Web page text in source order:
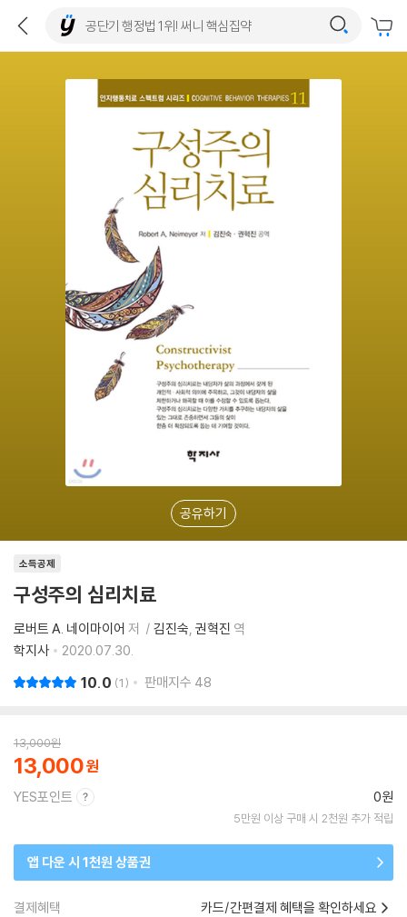
공유하기
소득공제
구성주의 심리치료
로버트 A. 네이마이어 저 김진숙 권혁진 역
학지사
2020.07.30.
10.0 1 판매지수 48
13,000원
13,000
YES포인트 0원
5만원 이상 구매 시 2천원 추가 적립
앱 다운 시 1천원 상품권
결제혜택 카드/간편결제 혜택을 확인하세요